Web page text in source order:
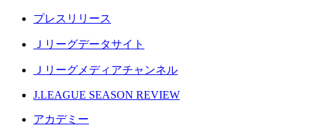
プレスリリース
Ｊリーグデータサイト
Ｊリーグメディアチャンネル
J.LEAGUE SEASON REVIEW
アカデミー